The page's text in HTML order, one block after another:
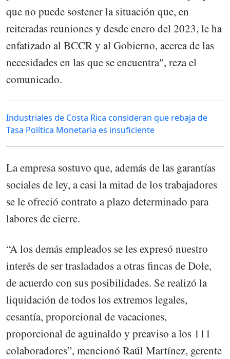
que no puede sostener la situación que, en
reiteradas reuniones y desde enero del 2023, le ha
enfatizado al BCCR y al Gobierno, acerca de las
necesidades en las que se encuentra", reza el
comunicado.
Industriales de Costa Rica consideran que rebaja de
Tasa Política Monetaria es insuficiente
La empresa sostuvo que, además de las garantías
sociales de ley, a casi la mitad de los trabajadores
se le ofreció contrato a plazo determinado para
labores de cierre.
“A los demás empleados se les expresó nuestro
interés de ser trasladados a otras fincas de Dole,
de acuerdo con sus posibilidades. Se realizó la
liquidación de todos los extremos legales,
cesantía, proporcional de vacaciones,
proporcional de aguinaldo y preaviso a los 111
colaboradores”, mencionó Raúl Martínez, gerente